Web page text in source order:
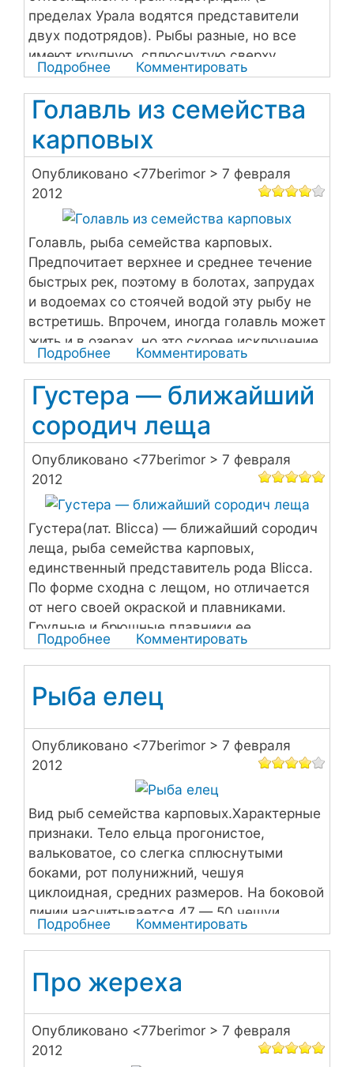
пределах Урала водятся представители
двух подотрядов). Рыбы разные, но все
имеют крупную, сплюснутую сверху
голову.
Подробнее
обыкновенный
Комментировать
Голавль из семейства
карповых
Опубликовано <77berimor > 7 февраля
2012
Голавль, рыба семейства карповых.
Предпочитает верхнее и среднее течение
быстрых рек, поэтому в болотах, запрудах
и водоемах со стоячей водой эту рыбу не
встретишь. Впрочем, иногда голавль может
жить и в озерах, но это скорее исключение,
а не правило.
Подробнее
из
карповых
Комментировать
Густера — ближайший
сородич леща
Опубликовано <77berimor > 7 февраля
2012
Густера(лат. Blicca) — ближайший сородич
леща, рыба семейства карповых,
единственный представитель рода Blicca.
По форме сходна с лещом, но отличается
от него своей окраской и плавниками.
Грудные и брюшные плавники ее
бесцветные, спинной и хвостовой —
темные.
Подробнее
ближайший
леща
Комментировать
Рыба елец
Опубликовано <77berimor > 7 февраля
2012
Вид рыб семейства карповых.Характерные
признаки. Тело ельца прогонистое,
вальковатое, со слегка сплюснутыми
боками, рот полунижний, чешуя
циклоидная, средних размеров. На боковой
линии насчитывается 47 — 50 чешуи.
Подробнее Комментировать
Про жереха
Опубликовано <77berimor > 7 февраля
2012